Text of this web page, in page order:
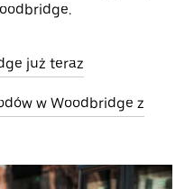
już teraz
w Woodbridge z